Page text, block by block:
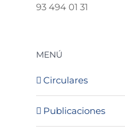
93 494 01 31
MENÚ
Circulares
Publicaciones